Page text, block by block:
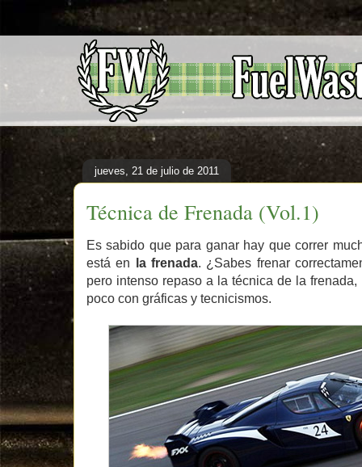
jueves, 21 de julio de 2011
Técnica de Frenada (Vol.1)
Es sabido que para ganar hay que correr
está en la frenada. ¿Sabes frenar
pero intenso repaso a la técnica de la
poco con gráficas y tecnicismos.